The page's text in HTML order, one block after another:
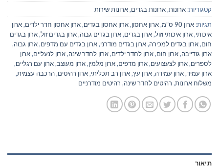
קטגוריות: ארונות,ארונות בגדים,ארונות שירות
תגיות: ארון 90 ס"מ ,ארון אחסון,ארון אחסון בגדים,ארון אחסון חדר ילדים,ארון
איכותי,ארון איכותי וזול,ארון בגדים,ארון בגדים גבוה,ארון בגדים זול,ארון בגדים
חום,ארון בגדים למכירה,ארון בגדים מודרני,ארון בגדים עם מדפים,ארון גבוה,
ארון גודייבה,ארון חום,ארון לחדר ילדים,ארון לחדר שינה,ארון לנעליים,ארון
לספרים,ארון לצעצועים,ארון מדפים,ארון מלמין,ארון מעוצב,ארון עם רגליים,
ארון עמיד,ארון עמידה,ארון עץ,ארון רב תכליתי,ארון רהיטים,הרכבה עצמית,
משלוח ארונות, רהיטים לחדר שינה, רהיטים מודרניים
תיאור